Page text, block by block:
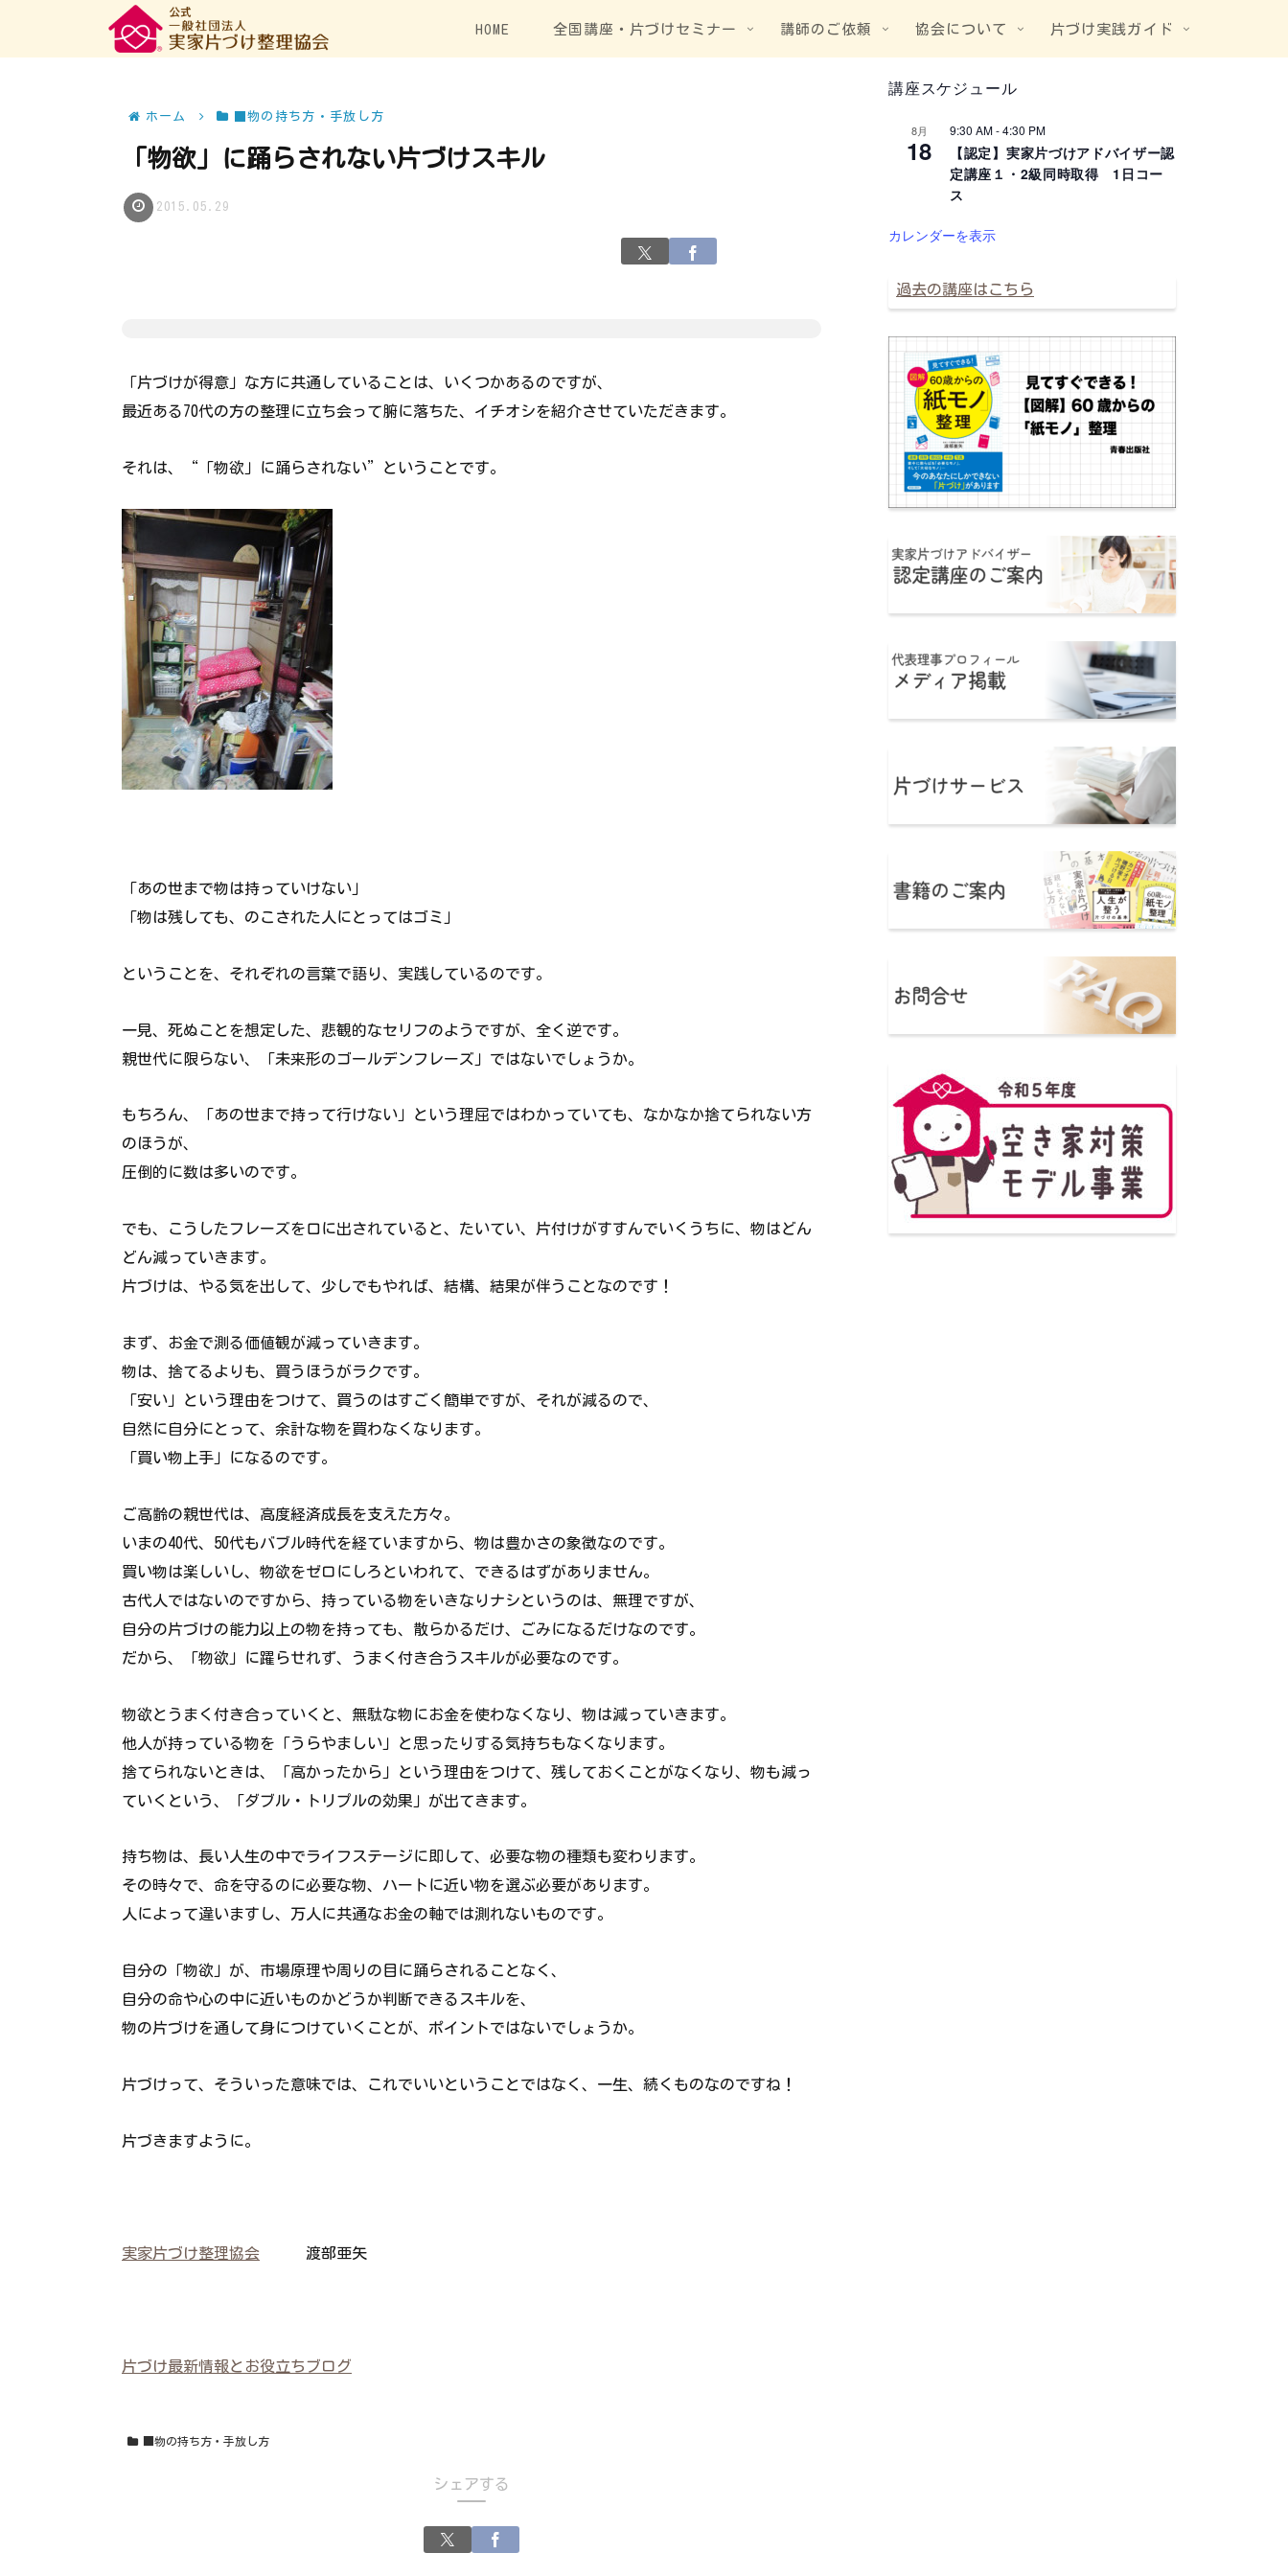
HOME 全国講座・片づけセミナー 講師のご依頼 協会について 片づけ実践ガイド
ホーム ■物の持ち方・手放し方
「物欲」に踊らされない片づけスキル
2015.05.29
「片づけが得意」な方に共通していることは、いくつかあるのですが、
最近ある70代の方の整理に立ち会って腑に落ちた、イチオシを紹介させていただきます。
それは、“「物欲」に踊らされない”ということです。
「あの世まで物は持っていけない」
「物は残しても、のこされた人にとってはゴミ」
ということを、それぞれの言葉で語り、実践しているのです。
一見、死ぬことを想定した、悲観的なセリフのようですが、全く逆です。
親世代に限らない、「未来形のゴールデンフレーズ」ではないでしょうか。
もちろん、「あの世まで持って行けない」という理屈ではわかっていても、なかなか捨てられない方
のほうが、
圧倒的に数は多いのです。
でも、こうしたフレーズを口に出されていると、たいてい、片付けがすすんでいくうちに、物はどん
どん減っていきます。
片づけは、やる気を出して、少しでもやれば、結構、結果が伴うことなのです！
まず、お金で測る価値観が減っていきます。
物は、捨てるよりも、買うほうがラクです。
「安い」という理由をつけて、買うのはすごく簡単ですが、それが減るので、
自然に自分にとって、余計な物を買わなくなります。
「買い物上手」になるのです。
ご高齢の親世代は、高度経済成長を支えた方々。
いまの40代、50代もバブル時代を経ていますから、物は豊かさの象徴なのです。
買い物は楽しいし、物欲をゼロにしろといわれて、できるはずがありません。
古代人ではないのですから、持っている物をいきなりナシというのは、無理ですが、
自分の片づけの能力以上の物を持っても、散らかるだけ、ごみになるだけなのです。
だから、「物欲」に躍らせれず、うまく付き合うスキルが必要なのです。
物欲とうまく付き合っていくと、無駄な物にお金を使わなくなり、物は減っていきます。
他人が持っている物を「うらやましい」と思ったりする気持ちもなくなります。
捨てられないときは、「高かったから」という理由をつけて、残しておくことがなくなり、物も減っ
ていくという、「ダブル・トリプルの効果」が出てきます。
持ち物は、長い人生の中でライフステージに即して、必要な物の種類も変わります。
その時々で、命を守るのに必要な物、ハートに近い物を選ぶ必要があります。
人によって違いますし、万人に共通なお金の軸では測れないものです。
自分の「物欲」が、市場原理や周りの目に踊らされることなく、
自分の命や心の中に近いものかどうか判断できるスキルを、
物の片づけを通して身につけていくことが、ポイントではないでしょうか。
片づけって、そういった意味では、これでいいということではなく、一生、続くものなのですね！
片づきますように。
実家片づけ整理協会 渡部亜矢
片づけ最新情報とお役立ちブログ
■物の持ち方・手放し方
シェアする
講座スケジュール
8月
18
9:30 AM-4:30 PM
【認定】実家片づけアドバイザー認
定講座１・2級同時取得 1日コー
ス
カレンダーを表示
過去の講座はこちら